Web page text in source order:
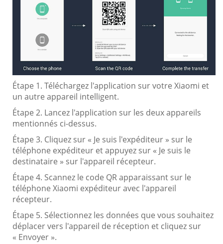
Étape 1. Téléchargez l'application sur votre Xiaomi et
un autre appareil intelligent.
Étape 2. Lancez l'application sur les deux appareils
mentionnés ci-dessus.
Étape 3. Cliquez sur « Je suis l'expéditeur » sur le
téléphone expéditeur et appuyez sur « Je suis le
destinataire » sur l'appareil récepteur.
Étape 4. Scannez le code QR apparaissant sur le
téléphone Xiaomi expéditeur avec l'appareil
récepteur.
Étape 5. Sélectionnez les données que vous souhaitez
déplacer vers l'appareil de réception et cliquez sur
« Envoyer ».